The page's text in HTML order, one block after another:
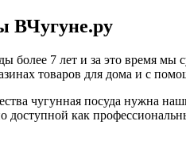
ВЧугуне.ру
более 7 лет и за это время
товаров для дома и с
чугунная посуда нужна
доступной как